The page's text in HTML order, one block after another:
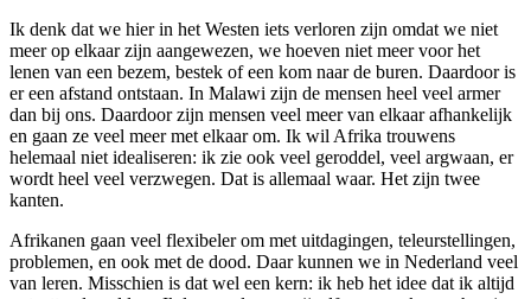
Ik denk dat we hier in het Westen iets verloren zijn omdat we niet
meer op elkaar zijn aangewezen, we hoeven niet meer voor het
lenen van een bezem, bestek of een kom naar de buren. Daardoor is
er een afstand ontstaan. In Malawi zijn de mensen heel veel armer
dan bij ons. Daardoor zijn mensen veel meer van elkaar afhankelijk
en gaan ze veel meer met elkaar om. Ik wil Afrika trouwens
helemaal niet idealiseren: ik zie ook veel geroddel, veel argwaan, er
wordt heel veel verzwegen. Dat is allemaal waar. Het zijn twee
kanten.
Afrikanen gaan veel flexibeler om met uitdagingen, teleurstellingen,
problemen, en ook met de dood. Daar kunnen we in Nederland veel
van leren. Misschien is dat wel een kern: ik heb het idee dat ik altijd